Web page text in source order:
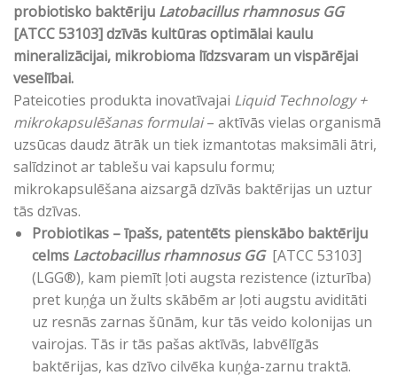
probiotisko baktēriju Latobacillus rhamnosus GG
[ATCC 53103] dzīvās kultūras optimālai kaulu
mineralizācijai, mikrobioma līdzsvaram un vispārējai
veselībai.
Pateicoties produkta inovatīvajai Liquid Technology +
mikrokapsulēšanas formulai– aktīvās vielas organismā
uzsūcas daudz ātrāk un tiek izmantotas maksimāli ātri,
salīdzinot ar tablešu vai kapsulu formu;
mikrokapsulēšana aizsargā dzīvās baktērijas un uztur
tās dzīvas.
Probiotikas – īpašs, patentēts pienskābo baktēriju
celms Lactobacillus rhamnosus GG[ATCC 53103]
(LGG®), kam piemīt ļoti augsta rezistence (izturība)
pret kuņģa un žults skābēm ar ļoti augstu aviditāti
uz resnās zarnas šūnām, kur tās veido kolonijas un
vairojas. Tās ir tās pašas aktīvās, labvēlīgās
baktērijas, kas dzīvo cilvēka kuņģa-zarnu traktā.